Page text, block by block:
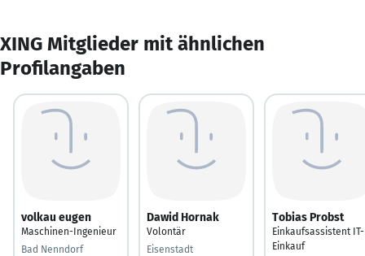
XING Mitglieder mit ähnlichen
Profilangaben
volkau eugen
Maschinen-Ingenieur
Bad Nenndorf
Dawid Hornak
Volontär
Eisenstadt
Tobias Probst
Einkaufsassistent IT-
Einkauf